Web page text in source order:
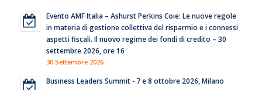
Evento AMF Italia – Ashurst Perkins Coie: Le nuove regole
in materia di gestione collettiva del risparmio e i connessi
aspetti fiscali. Il nuovo regime dei fondi di credito – 30
settembre 2026, ore 16
30 Settembre 2026
Business Leaders Summit - 7 e 8 ottobre 2026, Milano